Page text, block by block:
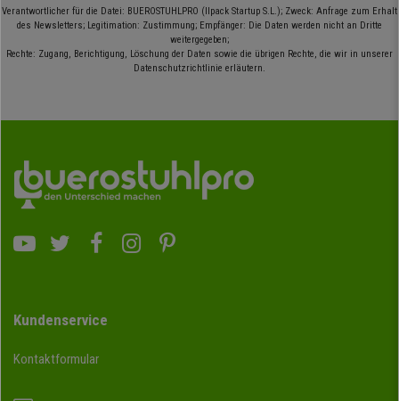
Verantwortlicher für die Datei: BUEROSTUHLPRO (Ilpack Startup S.L.); Zweck: Anfrage zum Erhalt
des Newsletters; Legitimation: Zustimmung; Empfänger: Die Daten werden nicht an Dritte
weitergegeben;
Rechte: Zugang, Berichtigung, Löschung der Daten sowie die übrigen Rechte, die wir in unserer
Datenschutzrichtlinie erläutern.
Kundenservice
Kontaktformular